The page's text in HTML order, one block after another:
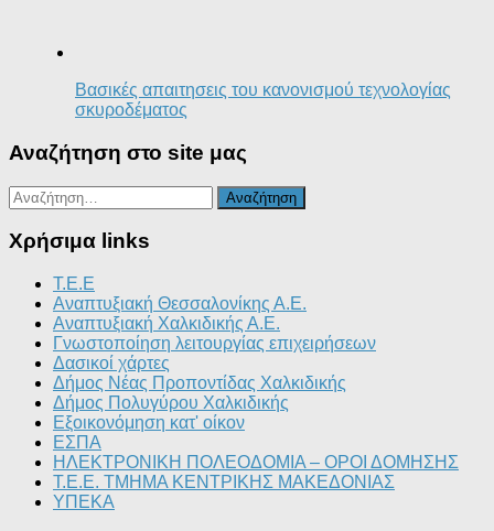
Βασικές απαιτησεις του κανονισμού τεχνολογίας
σκυροδέματος
Αναζήτηση στο site μας
Αναζήτηση
για:
Χρήσιμα links
T.E.E
Αναπτυξιακή Θεσσαλονίκης Α.Ε.
Αναπτυξιακή Χαλκιδικής Α.Ε.
Γνωστοποίηση λειτουργίας επιχειρήσεων
Δασικοί χάρτες
Δήμος Νέας Προποντίδας Χαλκιδικής
Δήμος Πολυγύρου Χαλκιδικής
Εξοικονόμηση κατ' οίκον
ΕΣΠΑ
ΗΛΕΚΤΡΟΝΙΚΗ ΠΟΛΕΟΔΟΜΙΑ – ΟΡΟΙ ΔΟΜΗΣΗΣ
Τ.Ε.Ε. ΤΜΗΜΑ ΚΕΝΤΡΙΚΗΣ ΜΑΚΕΔΟΝΙΑΣ
ΥΠΕΚΑ